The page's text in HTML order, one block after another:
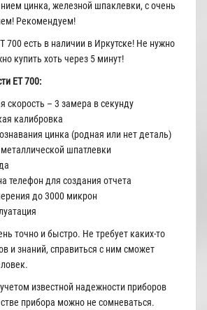
цинка, железной шпаклевки, с очень
Рекомендуем!
700 есть в наличии в Иркутске! Не нужно
купить хоть через 5 минут!
ЕТ 700:
скорость – 3 замера в секунду
калибровка
цинка (родная или нет деталь)
шпатлевки
телефон для создания отчета
до 3000 микрон
точно и быстро. Не требует каких-то
и знаний, справиться с ним сможет
известной надежности приборов
прибора можно не сомневаться.